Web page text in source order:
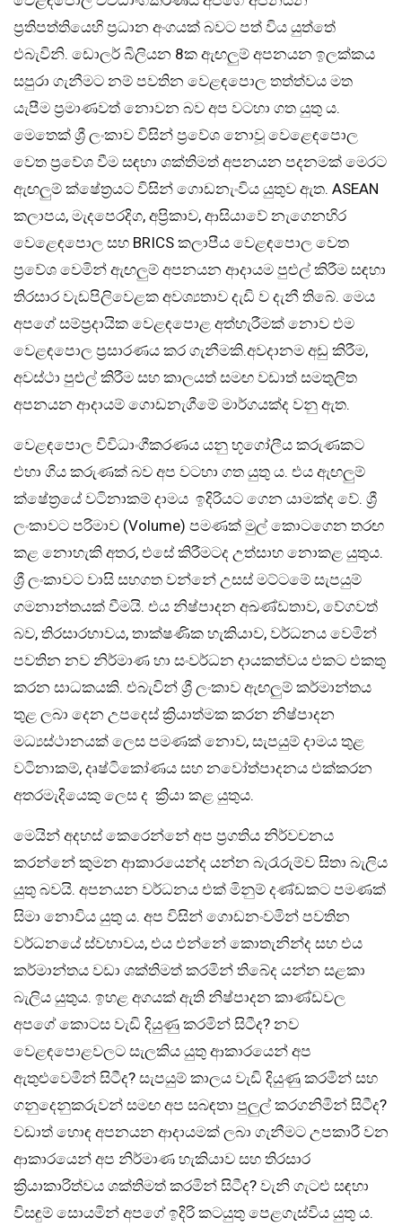
ප්‍රතිපත්තියෙහි ප්‍රධාන අංගයක් බවට පත් විය යුත්තේ
එබැවිනි. ඩොලර් බිලියන 8ක ඇඟලුම් අපනයන ඉලක්කය
සපුරා ගැනීමට නම් පවතින වෙළඳපොල තත්ත්වය මත
යැපීම ප්‍රමාණවත් නොවන බව අප වටහා ගත යුතු ය.
මෙතෙක් ශ්‍රී ලංකාව විසින් ප්‍රවේශ නොවූ වෙළෙඳපොල
වෙත ප්‍රවේශ වීම සඳහා ශක්තිමත් අපනයන පදනමක් මෙරට
ඇඟලුම් ක්ෂේත්‍රයට විසින් ගොඩනැංවිය යුතුව ඇත. ASEAN
කලාපය, මැදපෙරදිග, අප්‍රිකාව, ආසියාවේ නැගෙනහිර
වෙළෙඳපොල සහ BRICS කලාපීය වෙළඳපොල වෙත
ප්‍රවේශ වෙමින් ඇඟලුම් අපනයන ආදායම පුළුල් කිරීම සඳහා
තිරසාර වැඩපිලිවෙළක අවශ්‍යතාව දැඩි ව දැනී තිබේ. මෙය
අපගේ සම්ප්‍රදායික වෙළඳපොළ අත්හැරීමක් නොව එම
වෙළඳපොල ප්‍රසාරණය කර ගැනීමකි.අවදානම අඩු කිරීම,
අවස්ථා පුළුල් කිරීම සහ කාලයත් සමඟ වඩාත් සමතුලිත
අපනයන ආදායම් ගොඩනැගීමේ මාර්ගයක්ද වනු ඇත.
වෙළඳපොල විවිධාංගීකරණය යනු භූගෝලීය කරුණකට
එහා ගිය කරුණක් බව අප වටහා ගත යුතු ය. එය ඇඟලුම්
ක්ෂේත්‍රයේ වටිනාකම් දාමය ඉදිරියට ගෙන යාමක්ද වේ. ශ්‍රී
ලංකාවට පරිමාව (Volume) පමණක් මුල් කොටගෙන තරඟ
කළ නොහැකි අතර, එසේ කිරීමටද උත්සාහ නොකළ යුතුය.
ශ්‍රී ලංකාවට වාසි සහගත වන්නේ උසස් මට්ටමේ සැපයුම්
ගමනාන්තයක් වීමයි. එය නිෂ්පාදන අඛණ්ඩතාව, වේගවත්
බව, තිරසාරභාවය, තාක්ෂණික හැකියාව, වර්ධනය වෙමින්
පවතින නව නිර්මාණ හා සංවර්ධන දායකත්වය එකට එකතු
කරන සාධකයකි. එබැවින් ශ්‍රී ලංකාව ඇඟලුම් කර්මාන්තය
තුළ ලබා දෙන උපදෙස් ක්‍රියාත්මක කරන නිෂ්පාදන
මධ්‍යස්ථානයක් ලෙස පමණක් නොව, සැපයුම් දාමය තුළ
වටිනාකම්, දෘෂ්ටිකෝණය සහ නවෝත්පාදනය එක්කරන
අතරමැදියෙකු ලෙස ද ක්‍රියා කළ යුතුය.
මෙයින් අදහස් කෙරෙන්නේ අප ප්‍රගතිය නිර්වචනය
කරන්නේ කුමන ආකාරයෙන්ද යන්න බැරෑරුම්ව සිතා බැලිය
යුතු බවයි. අපනයන වර්ධනය එක් මිනුම් දණ්ඩකට පමණක්
සිමා නොවිය යුතු ය. අප විසින් ගොඩනංවමින් පවතින
වර්ධනයේ ස්වභාවය, එය එන්නේ කොතැනින්ද සහ එය
කර්මාන්තය වඩා ශක්තිමත් කරමින් තිබේද යන්න සළකා
බැලිය යුතුය. ඉහළ අගයක් ඇති නිෂ්පාදන කාණ්ඩවල
අපගේ කොටස වැඩි දියුණු කරමින් සිටීද? නව
වෙළඳපොළවලට සැලකිය යුතු ආකාරයෙන් අප
ඇතුළුවෙමින් සිටීද? සැපයුම් කාලය වැඩි දියුණු කරමින් සහ
ගනුදෙනුකරුවන් සමඟ අප සබඳතා පුලුල් කරගනිමින් සිටීද?
වඩාත් හොඳ අපනයන ආදායමක් ලබා ගැනීමට උපකාරී වන
ආකාරයෙන් අප නිර්මාණ හැකියාව සහ තිරසාර
ක්‍රියාකාරිත්වය ශක්තිමත් කරමින් සිටීද? වැනි ගැටළු සඳහා
විසඳුම් සොයමින් අපගේ ඉදිරි කටයුතු පෙළගැස්විය යුතු ය.